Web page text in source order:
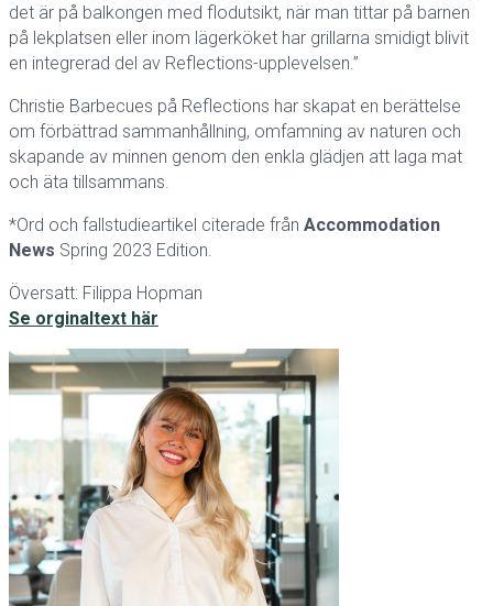
det är på balkongen med flodutsikt, när man tittar på barnen
på lekplatsen eller inom lägerköket har grillarna smidigt blivit
en integrerad del av Reflections-upplevelsen.”
Christie Barbecues på Reflections har skapat en berättelse
om förbättrad sammanhållning, omfamning av naturen och
skapande av minnen genom den enkla glädjen att laga mat
och äta tillsammans.
*Ord och fallstudieartikel citerade från Accommodation
News Spring 2023 Edition.
Översatt: Filippa Hopman
Se orginaltext här